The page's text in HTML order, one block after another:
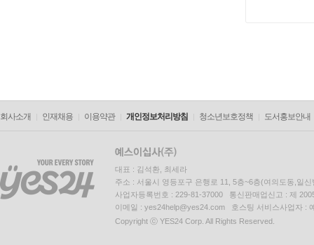
회사소개 인재채용 이용약관 개인정보처리방침 청소년보호정책 도서홍보안내
대표 : 김석환, 최세라
주소 : 서울시 영등포구 은행로 11, 5층~6층(여의도동,일신
사업자등록번호 : 229-81-37000 통신판매업신고 : 제
이메일 : yes24help@yes24.com 호스팅 서비스사업자 :
Copyright ⓒ YES24 Corp. All Rights Reserved.